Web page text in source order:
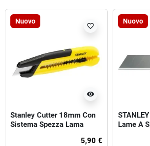
Nuovo
visibility
favorite_border
Stanley Cutter 18mm Con
Sistema Spezza Lama
5,90 €
Nuovo
Lame A